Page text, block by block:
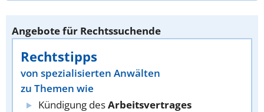
Angebote für Rechtssuchende
Rechtstipps
von spezialisierten Anwälten
zu Themen wie
Kündigung desArbeitsvertrages